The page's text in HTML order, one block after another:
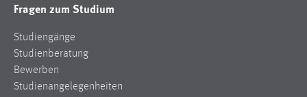
Fragen zum Studium
Studiengänge
Studienberatung
Bewerben
Studienangelegenheiten
Zugriffsstatistik
Cookie Laufzeit:
Max. 13 Monate